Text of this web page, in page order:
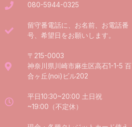
080-5944-0325
留守番電話に、お名前、お電話番
号、希望日をお願いします。
〒215-0003
神奈川県川崎市麻生区高石1-1-5 百
合ヶ丘(noi)ビル202
平日10:30~20:00 土日祝
~19:00（不定休）